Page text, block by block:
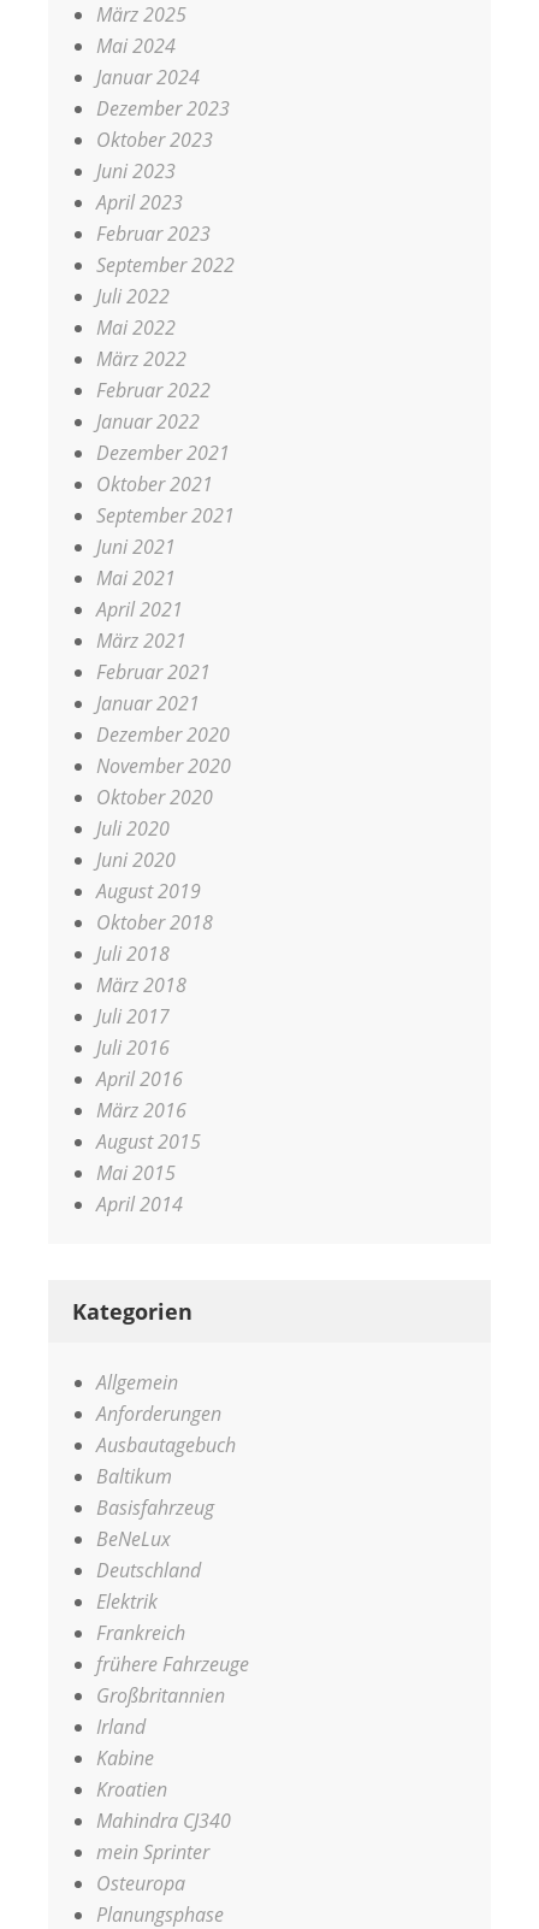
März 2025
Mai 2024
Januar 2024
Dezember 2023
Oktober 2023
Juni 2023
April 2023
Februar 2023
September 2022
Juli 2022
Mai 2022
März 2022
Februar 2022
Januar 2022
Dezember 2021
Oktober 2021
September 2021
Juni 2021
Mai 2021
April 2021
März 2021
Februar 2021
Januar 2021
Dezember 2020
November 2020
Oktober 2020
Juli 2020
Juni 2020
August 2019
Oktober 2018
Juli 2018
März 2018
Juli 2017
Juli 2016
April 2016
März 2016
August 2015
Mai 2015
April 2014
Kategorien
Allgemein
Anforderungen
Ausbautagebuch
Baltikum
Basisfahrzeug
BeNeLux
Deutschland
Elektrik
Frankreich
frühere Fahrzeuge
Großbritannien
Irland
Kabine
Kroatien
Mahindra CJ340
mein Sprinter
Osteuropa
Planungsphase